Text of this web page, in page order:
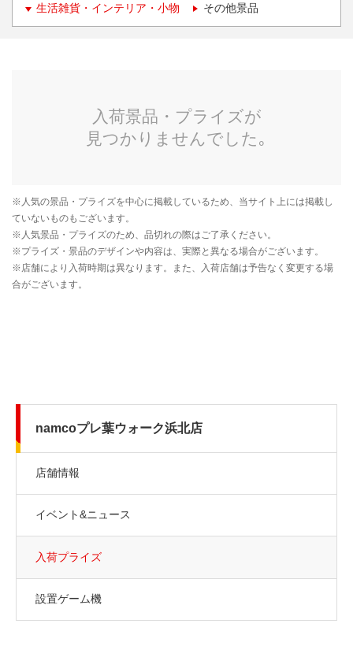
生活雑貨・インテリア・小物 その他景品
namcoプレ葉ウォーク浜北店
店舗情報
イベント&ニュース
入荷プライズ
設置ゲーム機